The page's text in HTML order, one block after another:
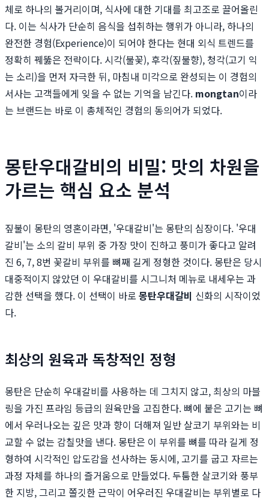
체로 하나의 볼거리이며, 식사에 대한 기대를 최고조로 끌어올린
다. 이는 식사가 단순히 음식을 섭취하는 행위가 아니라, 하나의
완전한 경험(Experience)이 되어야 한다는 현대 외식 트렌드를
정확히 꿰뚫은 전략이다. 시각(불꽃), 후각(짚불향), 청각(고기 익
는 소리)을 먼저 자극한 뒤, 마침내 미각으로 완성되는 이 경험의
서사는 고객들에게 잊을 수 없는 기억을 남긴다. mongtan이라
는 브랜드는 바로 이 총체적인 경험의 동의어가 되었다.
몽탄우대갈비의 비밀: 맛의 차원을
가르는 핵심 요소 분석
짚불이 몽탄의 영혼이라면, '우대갈비'는 몽탄의 심장이다. '우대
갈비'는 소의 갈비 부위 중 가장 맛이 진하고 풍미가 좋다고 알려
진 6, 7, 8번 꽃갈비 부위를 뼈째 길게 정형한 것이다. 몽탄은 당시
대중적이지 않았던 이 우대갈비를 시그니처 메뉴로 내세우는 과
감한 선택을 했다. 이 선택이 바로 몽탄우대갈비 신화의 시작이었
다.
최상의 원육과 독창적인 정형
몽탄은 단순히 우대갈비를 사용하는 데 그치지 않고, 최상의 마블
링을 가진 프라임 등급의 원육만을 고집한다. 뼈에 붙은 고기는 뼈
에서 우러나오는 깊은 맛과 향이 더해져 일반 살코기 부위와는 비
교할 수 없는 감칠맛을 낸다. 몽탄은 이 부위를 뼈를 따라 길게 정
형하여 시각적인 압도감을 선사하는 동시에, 고기를 굽고 자르는
과정 자체를 하나의 즐거움으로 만들었다. 두툼한 살코기와 풍부
한 지방, 그리고 쫄깃한 근막이 어우러진 우대갈비는 부위별로 다